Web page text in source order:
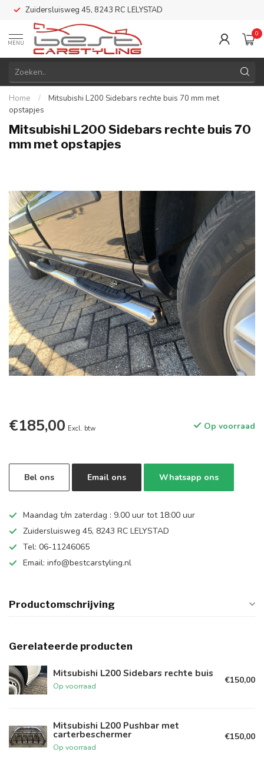
Zuidersluisweg 45, 8243 RC LELYSTAD
MENU
0
Home /
Mitsubishi L200 Sidebars rechte buis 70 mm met
opstapjes
Mitsubishi L200 Sidebars rechte buis 70
mm met opstapjes
€185,00 Excl. btw Op voorraad
Bel ons Email ons Whatsapp ons
Maandag t/m zaterdag : 9.00 uur tot 18:00 uur
Zuidersluisweg 45, 8243 RC LELYSTAD
Tel: 06-11246065
Email: info@bestcarstyling.nl
Productomschrijving
Gerelateerde producten
Mitsubishi L200 Sidebars rechte buis
Op voorraad
€150,00
Mitsubishi L200 Pushbar met
carterbeschermer
Op voorraad
€150,00